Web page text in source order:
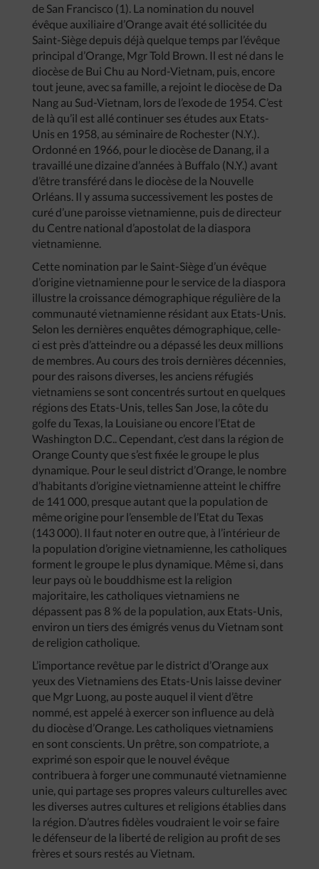
de San Francisco (1). La nomination du nouvel
évêque auxiliaire d’Orange avait été sollicitée du
Saint-Siège depuis déjà quelque temps par l’évêque
principal d’Orange, Mgr Told Brown. Il est né dans le
diocèse de Bui Chu au Nord-Vietnam, puis, encore
tout jeune, avec sa famille, a rejoint le diocèse de Da
Nang au Sud-Vietnam, lors de l’exode de 1954. C’est
de là qu’il est allé continuer ses études aux Etats-
Unis en 1958, au séminaire de Rochester (N.Y.).
Ordonné en 1966, pour le diocèse de Danang, il a
travaillé une dizaine d’années à Buffalo (N.Y.) avant
d’être transféré dans le diocèse de la Nouvelle
Orléans. Il y assuma successivement les postes de
curé d’une paroisse vietnamienne, puis de directeur
du Centre national d’apostolat de la diaspora
vietnamienne.
Cette nomination par le Saint-Siège d’un évêque
d’origine vietnamienne pour le service de la diaspora
illustre la croissance démographique régulière de la
communauté vietnamienne résidant aux Etats-Unis.
Selon les dernières enquêtes démographique, celle-
ci est près d’atteindre ou a dépassé les deux millions
de membres. Au cours des trois dernières décennies,
pour des raisons diverses, les anciens réfugiés
vietnamiens se sont concentrés surtout en quelques
régions des Etats-Unis, telles San Jose, la côte du
golfe du Texas, la Louisiane ou encore l’Etat de
Washington D.C.. Cependant, c’est dans la région de
Orange County que s’est fixée le groupe le plus
dynamique. Pour le seul district d’Orange, le nombre
d’habitants d’origine vietnamienne atteint le chiffre
de 141 000, presque autant que la population de
même origine pour l’ensemble de l’Etat du Texas
(143 000). Il faut noter en outre que, à l’intérieur de
la population d’origine vietnamienne, les catholiques
forment le groupe le plus dynamique. Même si, dans
leur pays où le bouddhisme est la religion
majoritaire, les catholiques vietnamiens ne
dépassent pas 8 % de la population, aux Etats-Unis,
environ un tiers des émigrés venus du Vietnam sont
de religion catholique.
L’importance revêtue par le district d’Orange aux
yeux des Vietnamiens des Etats-Unis laisse deviner
que Mgr Luong, au poste auquel il vient d’être
nommé, est appelé à exercer son influence au delà
du diocèse d’Orange. Les catholiques vietnamiens
en sont conscients. Un prêtre, son compatriote, a
exprimé son espoir que le nouvel évêque
contribuera à forger une communauté vietnamienne
unie, qui partage ses propres valeurs culturelles avec
les diverses autres cultures et religions établies dans
la région. D’autres fidèles voudraient le voir se faire
le défenseur de la liberté de religion au profit de ses
frères et sours restés au Vietnam.